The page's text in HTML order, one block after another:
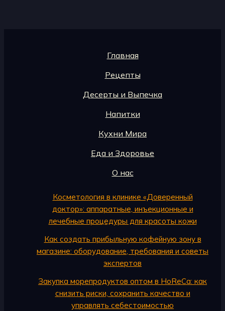
Главная
Рецепты
Десерты и Выпечка
Напитки
Кухни Мира
Еда и Здоровье
О нас
Косметология в клинике «Доверенный
доктор»: аппаратные, инъекционные и
лечебные процедуры для красоты кожи
Как создать прибыльную кофейную зону в
магазине: оборудование, требования и советы
экспертов
Закупка морепродуктов оптом в HoReCa: как
снизить риски, сохранить качество и
управлять себестоимостью